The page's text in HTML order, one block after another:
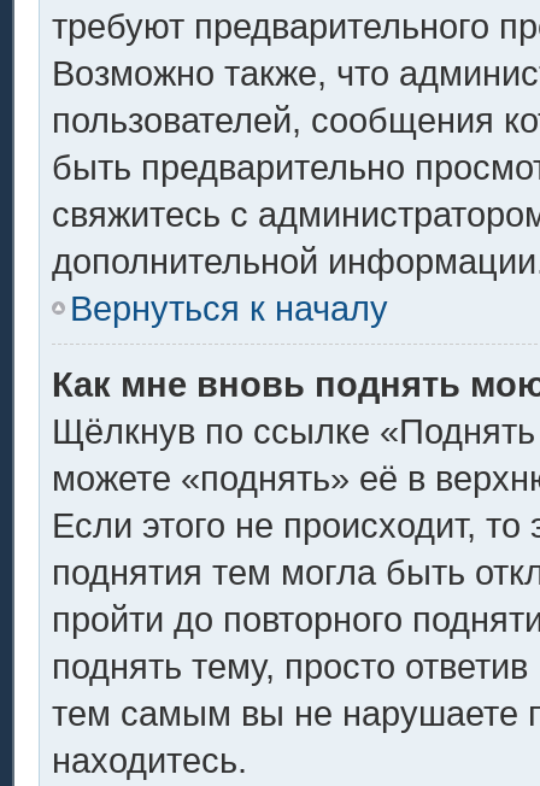
требуют предварительного
Возможно также, что
пользователей, сообщения
быть предварительно
свяжитесь с
дополнительной
Вернуться к началу
Как мне вновь поднять
Щёлкнув по ссылке
можете «поднять» её в
Если этого не происходит, то
поднятия тем могла быть
пройти до повторного
поднять тему, просто
тем самым вы не нарушаете
находитесь.